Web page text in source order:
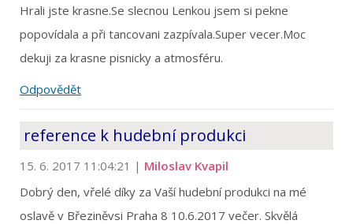
Hrali jste krasne.Se slecnou Lenkou jsem si pekne
popovídala a při tancovani zazpívala.Super vecer.Moc
dekuji za krasne pisnicky a atmosféru.
Odpovědět
reference k hudební produkci
15. 6. 2017 11:04:21 | Miloslav Kvapil
Dobrý den, vřelé díky za Vaší hudební produkci na mé
oslavě v Březiněvsi Praha 8 10.6.2017 večer. Skvělá